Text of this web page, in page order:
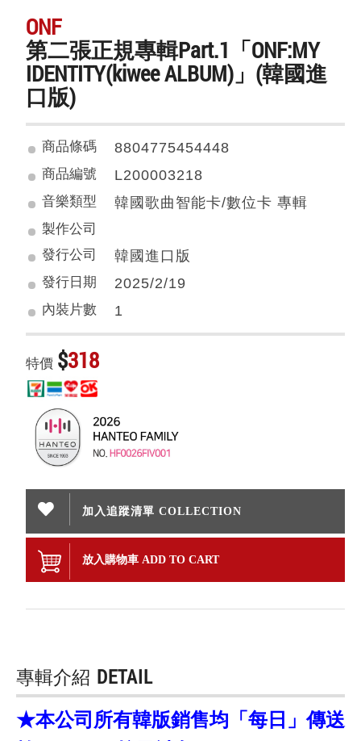
ONF
第二張正規專輯Part.1「ONF:MY
IDENTITY(kiwee ALBUM)」(韓國進
口版)
商品條碼 8804775454448
商品編號 L200003218
音樂類型 韓國歌曲智能卡/數位卡 專輯
製作公司
發行公司
韓國進口版
發行日期 2025/2/19
內裝片數 1
特價 $318
加入追蹤清單 COLLECTION
放入購物車 ADD TO CART
專輯介紹 DETAIL
★本公司所有韓版銷售均「每日」傳送